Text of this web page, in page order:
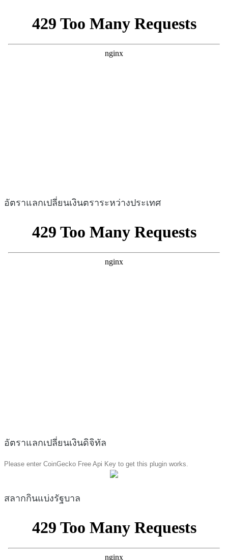
อัตราแลกเปลี่ยนเงินตราระหว่างประเทศ
อัตราแลกเปลี่ยนเงินดิจิทัล
Please enter CoinGecko Free Api Key to get this plugin works.
สลากกินแบ่งรัฐบาล